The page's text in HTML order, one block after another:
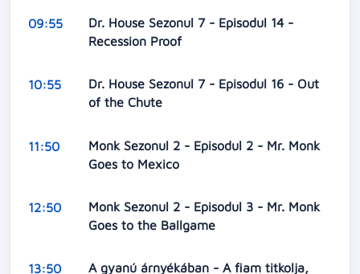
09:55
Dr. House Sezonul 7 - Episodul 14 -
Recession Proof
10:55
Dr. House Sezonul 7 - Episodul 16 - Out
of the Chute
11:50
Monk Sezonul 2 - Episodul 2 - Mr. Monk
Goes to Mexico
12:50
Monk Sezonul 2 - Episodul 3 - Mr. Monk
Goes to the Ballgame
13:50
A gyanú árnyékában - A fiam titkolja,